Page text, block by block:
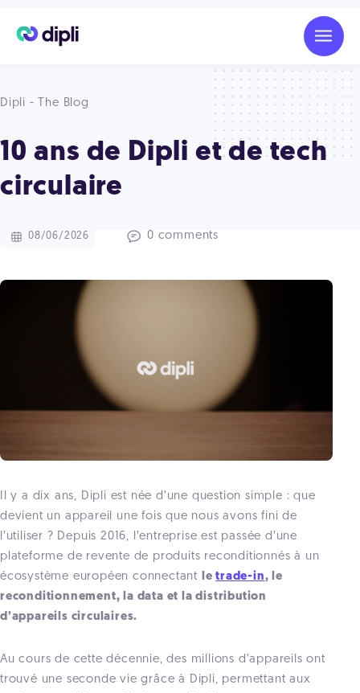
Dipli - The Blog
10 ans de Dipli et de tech
circulaire
08/06/2026 0 comments
Il y a dix ans, Dipli est née d’une question simple : que
devient un appareil une fois que nous avons fini de
l’utiliser ? Depuis 2016, l’entreprise est passée d’une
plateforme de revente de produits reconditionnés à un
écosystème européen connectant letrade-in, le
reconditionnement, la data et la distribution
d’appareils circulaires.
Au cours de cette décennie, des millions d’appareils ont
trouvé une seconde vie grâce à Dipli, permettant aux